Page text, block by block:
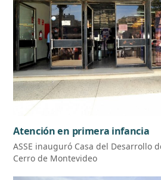
Atención en primera infancia
ASSE inauguró Casa del Desarrollo
Cerro de Montevideo